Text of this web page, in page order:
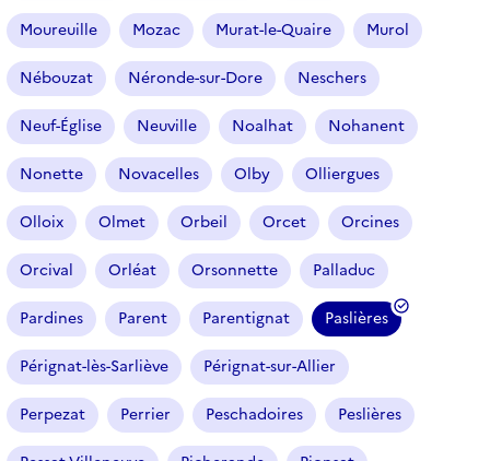
Moureuille Mozac Murat-le-Quaire Murol
Nébouzat Néronde-sur-Dore Neschers
Neuf-Église Neuville Noalhat Nohanent
Nonette Novacelles Olby Olliergues
Olloix Olmet Orbeil Orcet Orcines
Orcival Orléat Orsonnette Palladuc
Pardines Parent Parentignat Paslières
(
l
t
Pérignat-lès-Sarliève Pérignat-sur-Allier
Perpezat Perrier Peschadoires Peslières